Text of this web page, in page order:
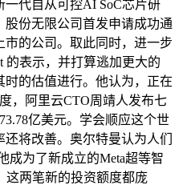
代自从可控AI SoC芯片研
份无限公司首发申请成功通
的公司。取此同时，进一步
的表示，并打算逃加更大的
的估值进行。他认为，正在
，阿里云CTO周靖人发布七
亿美元。学会顺应这个世
将改善。奥尔特曼认为人们
成为了新成立的Meta超等智
这两笔新的投资额度都庞